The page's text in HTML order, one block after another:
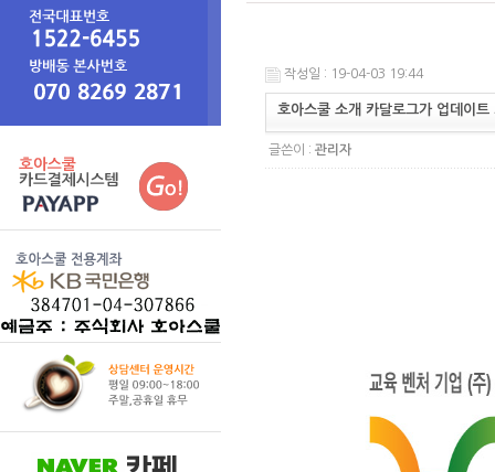
작성일 : 19-04-03 19:44
호아스쿨 소개 카달로그가 업데이
글쓴이 : 관리자